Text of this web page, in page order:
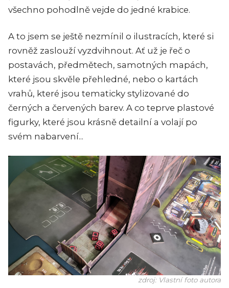
všechno pohodlně vejde do jedné krabice.
A to jsem se ještě nezmínil o ilustracích, které si
rovněž zaslouží vyzdvihnout. Ať už je řeč o
postavách, předmětech, samotných mapách,
které jsou skvěle přehledné, nebo o kartách
vrahů, které jsou tematicky stylizované do
černých a červených barev. A co teprve plastové
figurky, které jsou krásně detailní a volají po
svém nabarvení...
zdroj: Vlastní foto autora